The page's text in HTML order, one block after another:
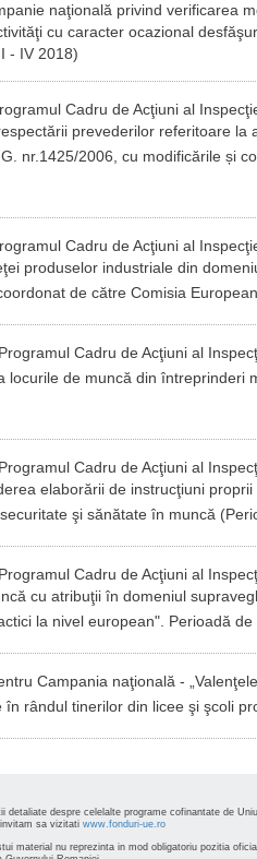
naţională privind verificarea
cu caracter ocazional
- IV 2018)
Cadru de Acţiuni al
prevederilor referitoare
nr.1425/2006, cu modificările și
Cadru de Acţiuni al
produselor industriale din
de către Comisia
Cadru de Acţiuni al
locurile de muncă din întreprinderi
Cadru de Acţiuni al
elaborării de instrucţiuni
şi sănătate în muncă (
Cadru de Acţiuni al
cu atribuţii în domeniul
la nivel european". Perioadă
Campania naţională -
rândul tinerilor din licee şi şcoli
detaliate despre celelalte programe cofinantate de
sa vizitati www.fonduri-ue.ro
material nu reprezinta in mod obligatoriu pozitia